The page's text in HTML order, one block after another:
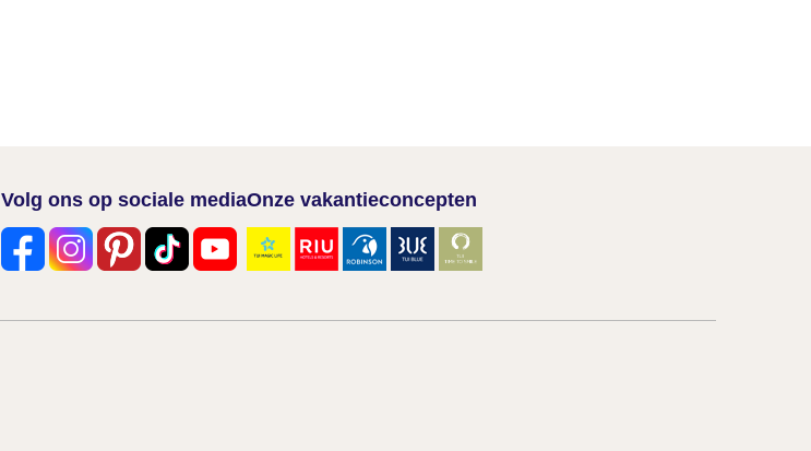
Volg ons op sociale mediaOnze vakantieconcepten